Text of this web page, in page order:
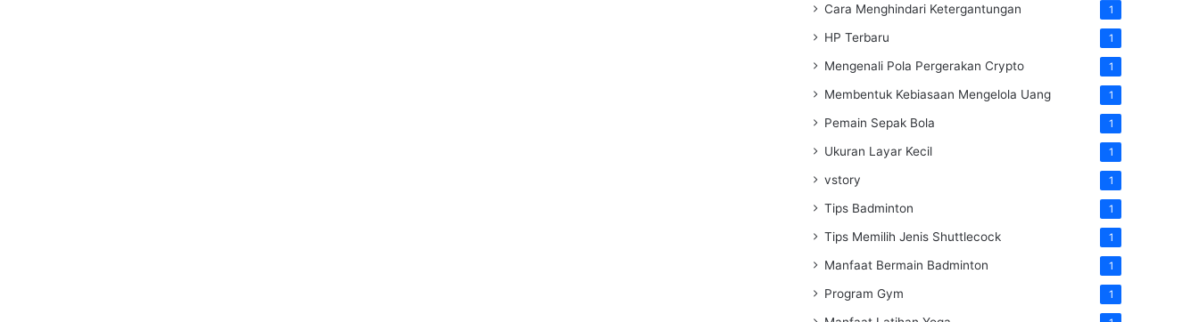
Cara Menghindari Ketergantungan 1
HP Terbaru 1
Mengenali Pola Pergerakan Crypto 1
Membentuk Kebiasaan Mengelola Uang 1
Pemain Sepak Bola 1
Ukuran Layar Kecil 1
vstory 1
Tips Badminton 1
Tips Memilih Jenis Shuttlecock 1
Manfaat Bermain Badminton 1
Program Gym 1